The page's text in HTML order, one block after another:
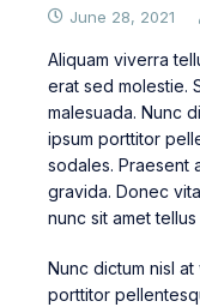
June 28, 2021
Aliquam viverra
erat sed molestie.
malesuada. Nunc
ipsum porttitor
sodales. Praesent
gravida. Donec
nunc sit amet
Nunc dictum nisl
porttitor